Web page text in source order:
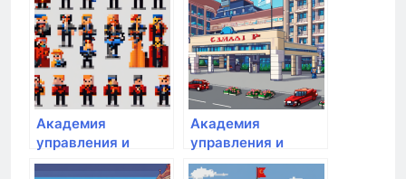
Академия
управления и
производства
Академия
управления и
производства